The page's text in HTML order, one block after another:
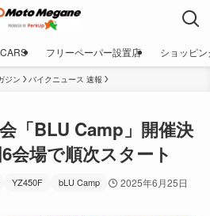
フリーペーパー設置店 ショッピン
ジン バイクニュース 速報
「BLU Camp」開催決
場で順次スタート
YZ450F bLU Camp 2025年6月25日